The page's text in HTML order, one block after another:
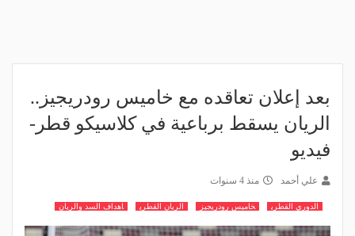
بعد إعلان تعاقده مع خاميس رودريجيز..
الريان يسقط برباعية في كلاسيكو قطر-
فيديو
علي أحمد منذ 4 سنوات
الدوري القطري خاميس رودريجيز الريان القطري اهداف السد والريان